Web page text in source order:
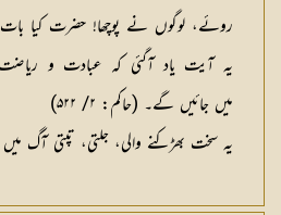
روئے، لوگوں نے پوچھا! حضرت كیا بات
یہ آیت یاد آگئی كہ عبادت و
میں جائیں گے۔ (حاكم: ۲/ ۵۲۲)
یہ سخت بھڑكنے والی، جلتی، تپتی آگ